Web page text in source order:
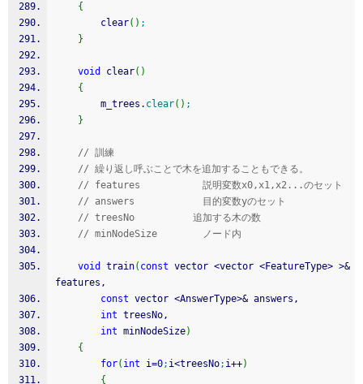
{
		clear
( ) ;
}
void clear( )
{
		m_trees.
clear( ) ;
}
// 訓練
// 繰り返し呼ぶことで木を追加することもできる。
// features           説明変数x0,x1,x2...のセット
// answers            目的変数yのセット
// treesNo　　　　　　追加する木の数
// minNodeSize        ノード内
void train( const vector <vector <FeatureType> >&
features,
const vector <AnswerType>& answers,
int treesNo,
int minNodeSize)
{
for( int i=0; i<treesNo; i++)
{